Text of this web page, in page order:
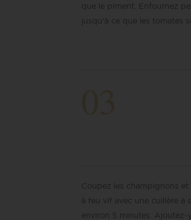
que le piment. Enfournez
jusqu’à ce que les tomates
Coupez les champignons
à feu vif avec une cuillère à
environ 5 minutes. Ajoutez-